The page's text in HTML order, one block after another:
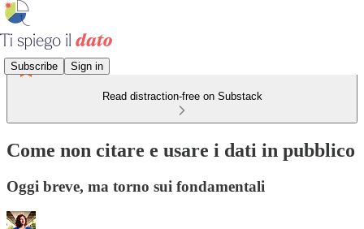
Subscribe Sign in
Read distraction-free on Substack
Come non citare e usare i dati in pubblico
Oggi breve, ma torno sui fondamentali